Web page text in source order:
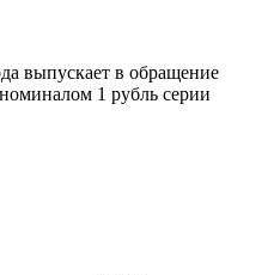
выпускает в обращение
1 рубль серии